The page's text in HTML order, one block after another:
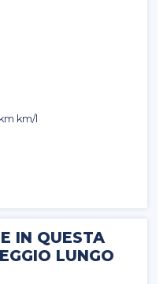
km/l
IN QUESTA
LUNGO